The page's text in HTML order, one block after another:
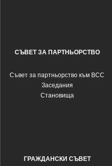
СЪВЕТ ЗА ПАРТНЬОРСТВО
Съвет за партньорство към ВСС
Заседания
Становища
ГРАЖДАНСКИ СЪВЕТ